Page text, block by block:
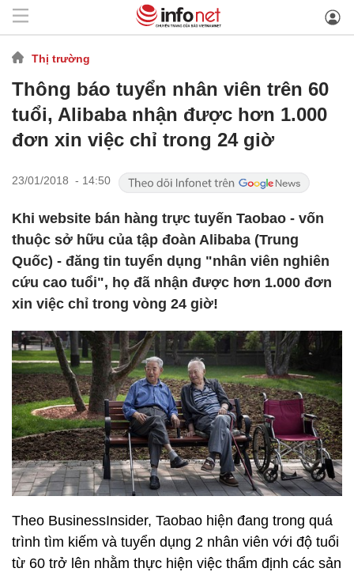
Thị trường
Thông báo tuyển nhân viên trên 60
tuổi, Alibaba nhận được hơn 1.000
đơn xin việc chỉ trong 24 giờ
23/01/2018 - 14:50
Khi website bán hàng trực tuyến Taobao - vốn
thuộc sở hữu của tập đoàn Alibaba (Trung
Quốc) - đăng tin tuyển dụng "nhân viên nghiên
cứu cao tuổi", họ đã nhận được hơn 1.000 đơn
xin việc chỉ trong vòng 24 giờ!
Theo BusinessInsider, Taobao hiện đang trong quá
trình tìm kiếm và tuyển dụng 2 nhân viên với độ tuổi
từ 60 trở lên nhằm thực hiện việc thẩm định các sản